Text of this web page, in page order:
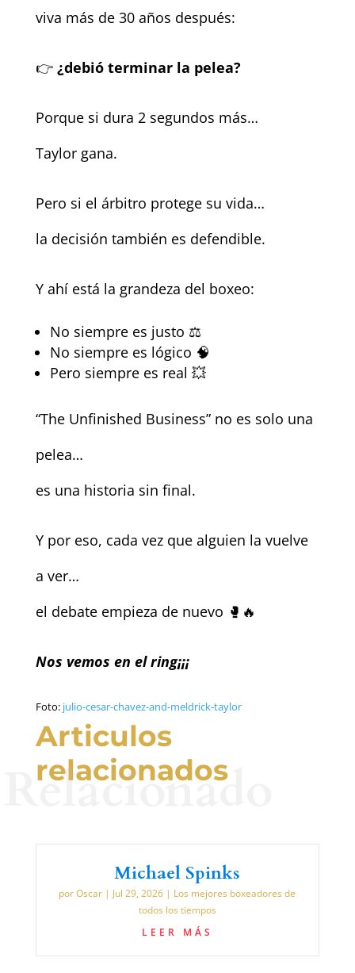
viva más de 30 años después:
👉 ¿debió terminar la pelea?
Porque si dura 2 segundos más…
Taylor gana.
Pero si el árbitro protege su vida…
la decisión también es defendible.
Y ahí está la grandeza del boxeo:
No siempre es justo ⚖️
No siempre es lógico 🧠
Pero siempre es real 💥
“The Unfinished Business” no es solo una
pelea…
es una historia sin final.
Y por eso, cada vez que alguien la vuelve
a ver…
el debate empieza de nuevo 🥊🔥
Nos vemos en el ring¡¡¡
Foto: julio-cesar-chavez-and-meldrick-taylor
Articulos
relacionados
Relacionado
Michael Spinks
porOscar | Jul 29, 2026 | Los mejores boxeadores de
todos los tiempos
LEER MÁS